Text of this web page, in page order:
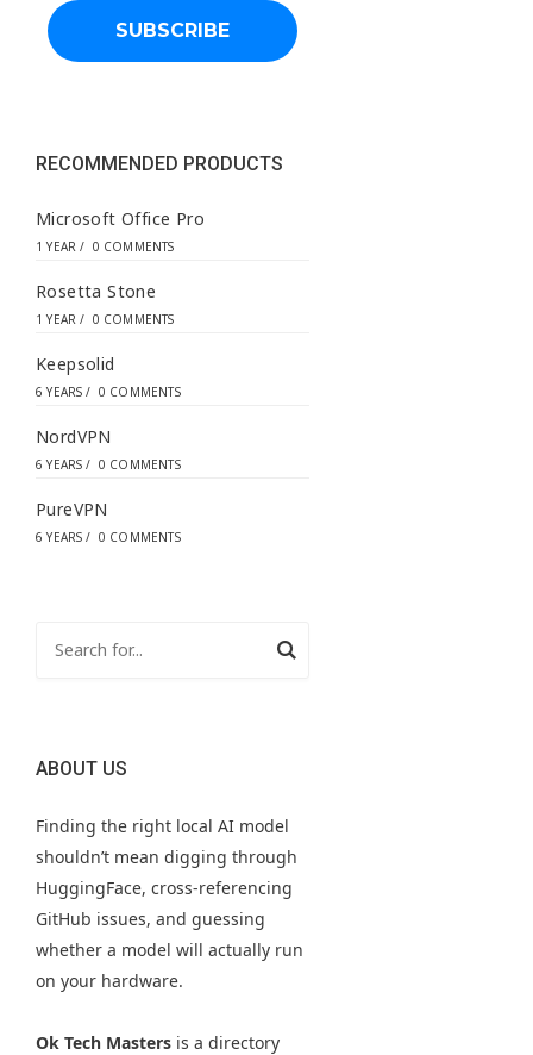
a
d
s
RECOMMENDED PRODUCTS
Microsoft Office Pro
1 YEAR / 0 COMMENTS
Rosetta Stone
1 YEAR / 0 COMMENTS
Keepsolid
6 YEARS / 0 COMMENTS
NordVPN
6 YEARS / 0 COMMENTS
PureVPN
6 YEARS / 0 COMMENTS
ABOUT US
Finding the right local AI model
shouldn’t mean digging through
HuggingFace, cross-referencing
GitHub issues, and guessing
whether a model will actually run
on your hardware.
Ok Tech Masters is a directory